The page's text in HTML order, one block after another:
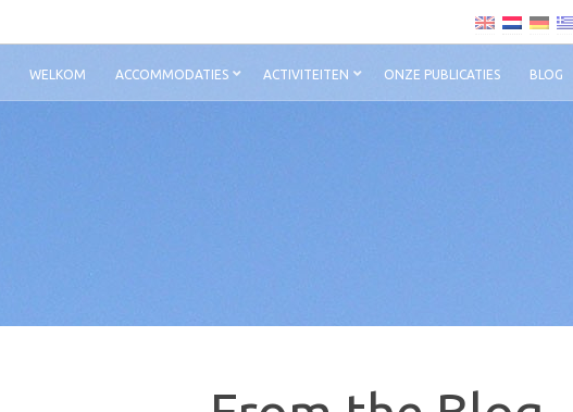
WELKOM ACCOMMODATIES ACTIVITEITEN ONZE PUBLICATIES BLOG